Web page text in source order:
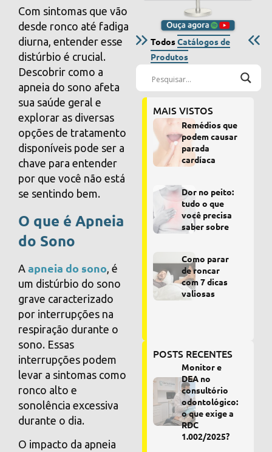
Com sintomas que vão
desde ronco até fadiga
diurna, entender esse
distúrbio é crucial.
Descobrir como a
apneia do sono afeta
sua saúde geral e
explorar as diversas
opções de tratamento
disponíveis pode ser a
chave para entender
por que você não está
se sentindo bem.
O que é Apneia
do Sono
A apneia do sono , é
um distúrbio do sono
grave caracterizado
por interrupções na
respiração durante o
sono. Essas
interrupções podem
levar a sintomas como
ronco alto e
sonolência excessiva
durante o dia.
O impacto da apneia
TodosCatálogos de
Produtos
MAIS VISTOS
Remédios que
podem causar
parada
cardíaca
Dor no peito:
tudo o que
você precisa
saber sobre
Como parar
de roncar
com 7 dicas
valiosas
POSTS RECENTES
Monitor e
DEA no
consultório
odontológico:
o que exige a
RDC
1.002/2025?